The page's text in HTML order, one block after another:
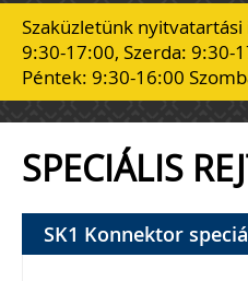
Szaküzletünk
9:30-17:00, Szerda: 9:30-
Péntek: 9:30-16:00
SPECIÁLIS
SK1 Konnektor